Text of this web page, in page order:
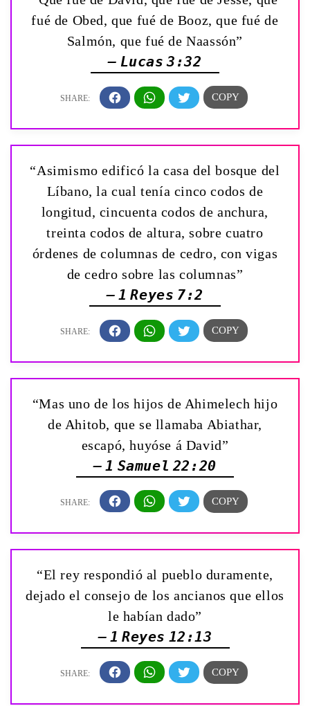
fué de Obed, que fué de Booz, que fué de
Salmón, que fué de Naassón”
— Lucas 3:32
“Asimismo edificó la casa del bosque del
Líbano, la cual tenía cinco codos de
longitud, cincuenta codos de anchura,
treinta codos de altura, sobre cuatro
órdenes de columnas de cedro, con vigas
de cedro sobre las columnas”
— 1 Reyes 7:2
“Mas uno de los hijos de Ahimelech hijo
de Ahitob, que se llamaba Abiathar,
escapó, huyóse á David”
— 1 Samuel 22:20
“El rey respondió al pueblo duramente,
dejado el consejo de los ancianos que ellos
le habían dado”
— 1 Reyes 12:13